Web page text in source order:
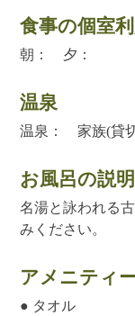
食事の個室
朝： 夕：
温泉
温泉： 家族(貸
お風呂の説明
名湯と詠われる
みください。
アメニティ
● タオル